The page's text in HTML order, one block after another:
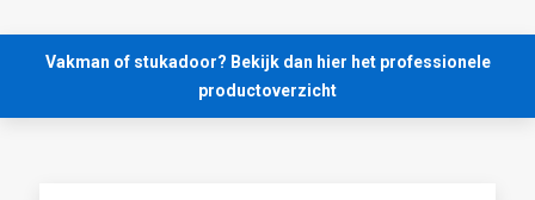
Vakman of stukadoor? Bekijk dan hier het professionele
productoverzicht